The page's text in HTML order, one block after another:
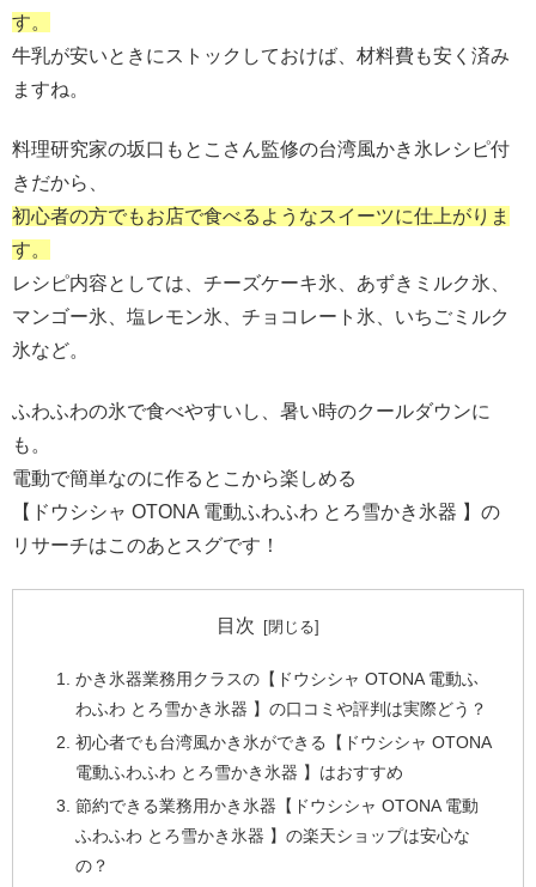
す。
牛乳が安いときにストックしておけば、材料費も安く済み
ますね。
料理研究家の坂口もとこさん監修の台湾風かき氷レシピ付
きだから、
初心者の方でもお店で食べるようなスイーツに仕上がりま
す。
レシピ内容としては、チーズケーキ氷、あずきミルク氷、
マンゴー氷、塩レモン氷、チョコレート氷、いちごミルク
氷など。
ふわふわの氷で食べやすいし、暑い時のクールダウンに
も。
電動で簡単なのに作るとこから楽しめる
【ドウシシャ OTONA 電動ふわふわ とろ雪かき氷器 】の
リサーチはこのあとスグです！
目次
かき氷器業務用クラスの【ドウシシャ OTONA 電動ふ
わふわ とろ雪かき氷器 】の口コミや評判は実際どう？
初心者でも台湾風かき氷ができる【ドウシシャ OTONA
電動ふわふわ とろ雪かき氷器 】はおすすめ
節約できる業務用かき氷器【ドウシシャ OTONA 電動
ふわふわ とろ雪かき氷器 】の楽天ショップは安心な
の？